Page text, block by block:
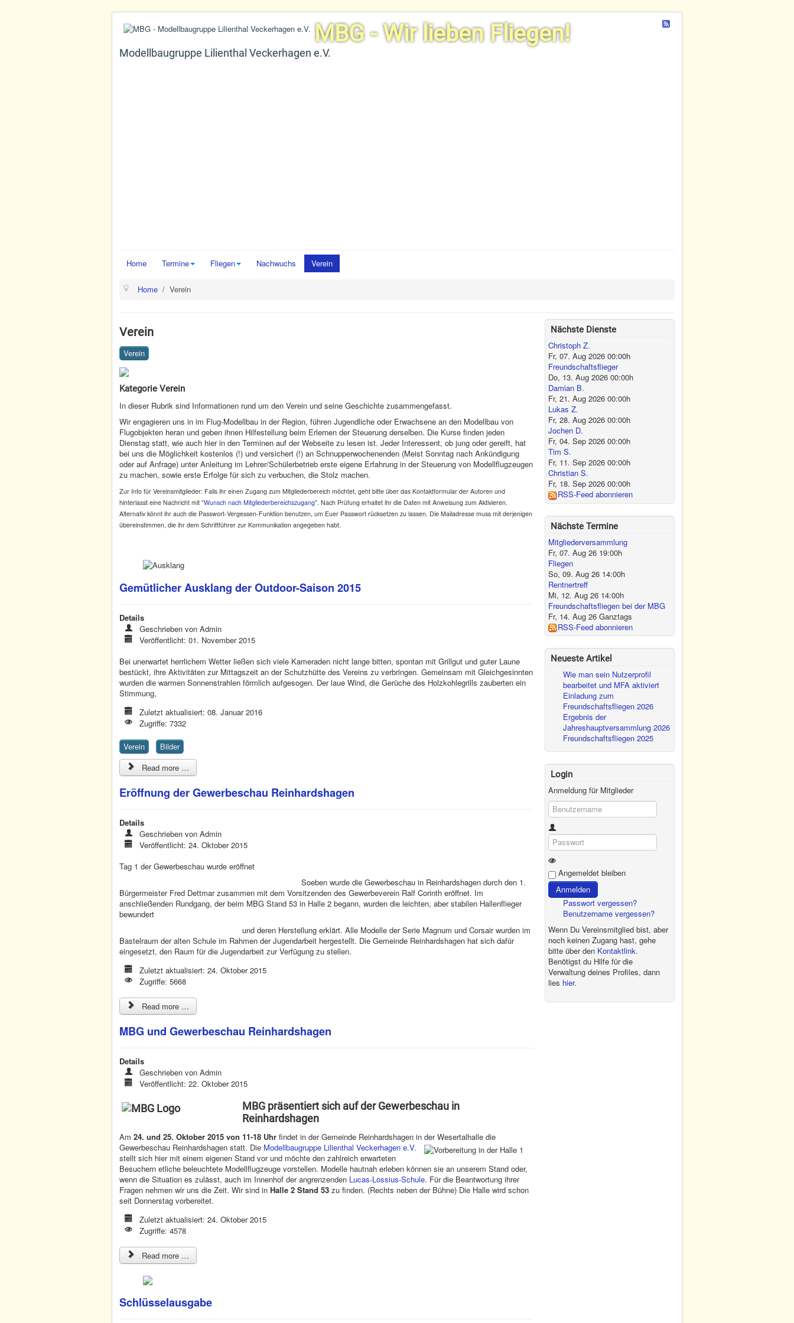
MBG - Wir lieben Fliegen!
Modellbaugruppe Lilienthal Veckerhagen e.V.
Home Termine Fliegen Nachwuchs Verein
Home Verein
Verein
Verein
Kategorie Verein
In dieser Rubrik sind Informationen rund um den Verein und seine Geschichte zusammengefasst.
Wir engagieren uns in im Flug-Modellbau in der Region, führen Jugendliche oder Erwachsene an den Modellbau von
Flugobjekten heran und geben ihnen Hilfestellung beim Erlernen der Steuerung derselben. Die Kurse finden jeden
Dienstag statt, wie auch hier in den Terminen auf der Webseite zu lesen ist. Jeder Interessent, ob jung oder gereift, hat
bei uns die Möglichkeit kostenlos (!) und versichert (!) an Schnupperwochenenden (Meist Sonntag nach Ankündigung
oder auf Anfrage) unter Anleitung im Lehrer/Schülerbetrieb erste eigene Erfahrung in der Steuerung von Modellflugzeugen
zu machen, sowie erste Erfolge für sich zu verbuchen, die Stolz machen.
Zur Info für Vereinsmitglieder: Falls ihr einen Zugang zum Mitgliederbereich möchtet, geht bitte über das Kontaktformular der Autoren und
hinterlasst eine Nachricht mit "Wunsch nach Mitgliederbereichszugang". Nach Prüfung erhaltet ihr die Daten mit Anweisung zum Aktivieren.
Alternativ könnt ihr auch die Passwort-Vergessen-Funktion benutzen, um Euer Passwort rücksetzen zu lassen. Die Mailadresse muss mit derjenigen
übereinstimmen, die ihr dem Schriftführer zur Kommunikation angegeben habt.
Gemütlicher Ausklang der Outdoor-Saison 2015
Details
Geschrieben vonAdmin
Veröffentlicht: 01. November 2015
Bei unerwartet herrlichem Wetter ließen sich viele Kameraden nicht lange bitten, spontan mit Grillgut und guter Laune
bestückt, ihre Aktivitäten zur Mittagszeit an der Schutzhütte des Vereins zu verbringen. Gemeinsam mit Gleichgesinnten
wurden die warmen Sonnenstrahlen förmlich aufgesogen. Der laue Wind, die Gerüche des Holzkohlegrills zauberten ein
Stimmung,
Zuletzt aktualisiert: 08. Januar 2016
Zugriffe: 7332
Verein
Bilder
Read more …
Eröffnung der Gewerbeschau Reinhardshagen
Details
Geschrieben vonAdmin
Veröffentlicht: 24. Oktober 2015
Tag 1 der Gewerbeschau wurde eröffnet
Soeben wurde die Gewerbeschau in Reinhardshagen durch den 1.
Bürgermeister Fred Dettmar zusammen mit dem Vorsitzenden des Gewerbeverein Ralf Corinth eröffnet. Im
anschließenden Rundgang, der beim MBG Stand 53 in Halle 2 begann, wurden die leichten, aber stabilen Hallenflieger
bewundert
und deren Herstellung erklärt. Alle Modelle der Serie Magnum und Corsair wurden im
Bastelraum der alten Schule im Rahmen der Jugendarbeit hergestellt. Die Gemeinde Reinhardshagen hat sich dafür
eingesetzt, den Raum für die Jugendarbeit zur Verfügung zu stellen.
Zuletzt aktualisiert: 24. Oktober 2015
Zugriffe: 5668
Read more …
MBG und Gewerbeschau Reinhardshagen
Details
Geschrieben vonAdmin
Veröffentlicht: 22. Oktober 2015
MBG präsentiert sich auf der Gewerbeschau in
Reinhardshagen
Am 24. und 25. Oktober 2015 von 11-18 Uhr findet in der Gemeinde Reinhardshagen in der Wesertalhalle die
Gewerbeschau Reinhardshagen statt. Die Modellbaugruppe Lilienthal Veckerhagen e.V.
stellt sich hier mit einem eigenen Stand vor und möchte den zahlreich erwarteten
Besuchern etliche beleuchtete Modellflugzeuge vorstellen. Modelle hautnah erleben können sie an unserem Stand oder,
wenn die Situation es zulässt, auch im Innenhof der angrenzenden Lucas-Lossius-Schule. Für die Beantwortung ihrer
Fragen nehmen wir uns die Zeit. Wir sind in Halle 2 Stand 53 zu finden. (Rechts neben der Bühne) Die Halle wird schon
seit Donnerstag vorbereitet.
Zuletzt aktualisiert: 24. Oktober 2015
Zugriffe: 4578
Read more …
Schlüsselausgabe
Nächste Dienste
Christoph Z.
Fr, 07. Aug 2026 00:00h
Freundschaftsflieger
Do, 13. Aug 2026 00:00h
Damian B.
Fr, 21. Aug 2026 00:00h
Lukas Z.
Fr, 28. Aug 2026 00:00h
Jochen D.
Fr, 04. Sep 2026 00:00h
Tim S.
Fr, 11. Sep 2026 00:00h
Christian S.
Fr, 18. Sep 2026 00:00h
RSS-Feed abonnieren
Nächste Termine
Mitgliederversammlung
Fr, 07. Aug 26 19:00h
Fliegen
So, 09. Aug 26 14:00h
Rentnertreff
Mi, 12. Aug 26 14:00h
Freundschaftsfliegen bei der MBG
Fr, 14. Aug 26 Ganztags
RSS-Feed abonnieren
Neueste Artikel
Wie man sein Nutzerprofil
bearbeitet und MFA aktiviert
Einladung zum
Freundschaftsfliegen 2026
Ergebnis der
Jahreshauptversammlung 2026
Freundschaftsfliegen 2025
Login
Anmeldung für Mitglieder
Benutzername
Passwort
Show Password
Angemeldet bleiben
Anmelden
Passwort vergessen?
Benutzername vergessen?
Wenn Du Vereinsmitglied bist, aber
noch keinen Zugang hast, gehe
bitte über den Kontaktlink.
Benötigst du Hilfe für die
Verwaltung deines Profiles, dann
lies hier.